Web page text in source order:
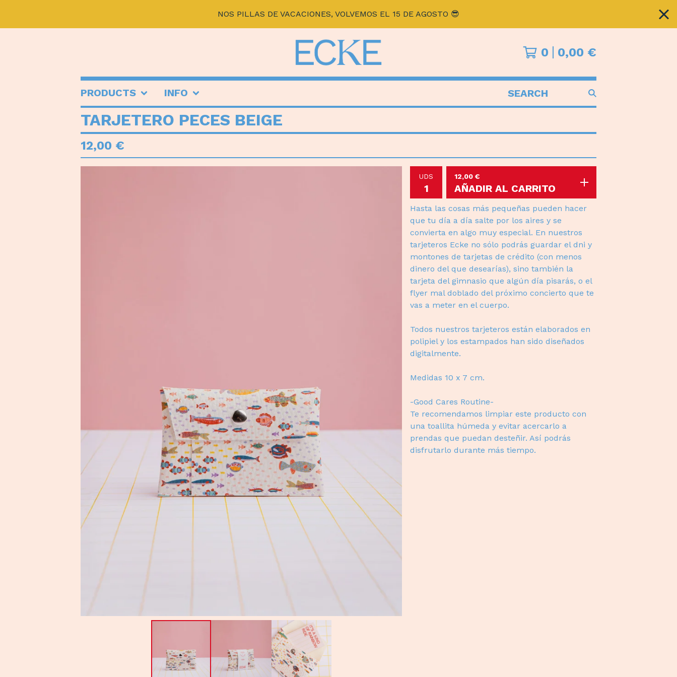
NOS PILLAS DE VACACIONES, VOLVEMOS EL 15 DE AGOSTO 😎
0 0,00 €
PRODUCTS INFO
SEARCH
PRODUCTS
TARJETERO PECES BEIGE
12,00 €
UDS 12,00 €
AÑADIR AL CARRITO
Hasta las cosas más pequeñas pueden hacer
que tu día a día salte por los aires y se
convierta en algo muy especial. En nuestros
tarjeteros Ecke no sólo podrás guardar el dni y
montones de tarjetas de crédito (con menos
dinero del que desearías), sino también la
tarjeta del gimnasio que algún día pisarás, o el
flyer mal doblado del próximo concierto que te
vas a meter en el cuerpo.
Todos nuestros tarjeteros están elaborados en
polipiel y los estampados han sido diseñados
digitalmente.
Medidas 10 x 7 cm.
-Good Cares Routine-
Te recomendamos limpiar este producto con
una toallita húmeda y evitar acercarlo a
prendas que puedan desteñir. Así podrás
disfrutarlo durante más tiempo.